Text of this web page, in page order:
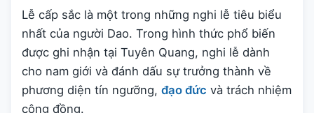
Lễ cấp sắc là một trong những nghi lễ tiêu biểu
nhất của người Dao. Trong hình thức phổ biến
được ghi nhận tại Tuyên Quang, nghi lễ dành
cho nam giới và đánh dấu sự trưởng thành về
phương diện tín ngưỡng, đạo đức và trách nhiệm
cộng đồng.